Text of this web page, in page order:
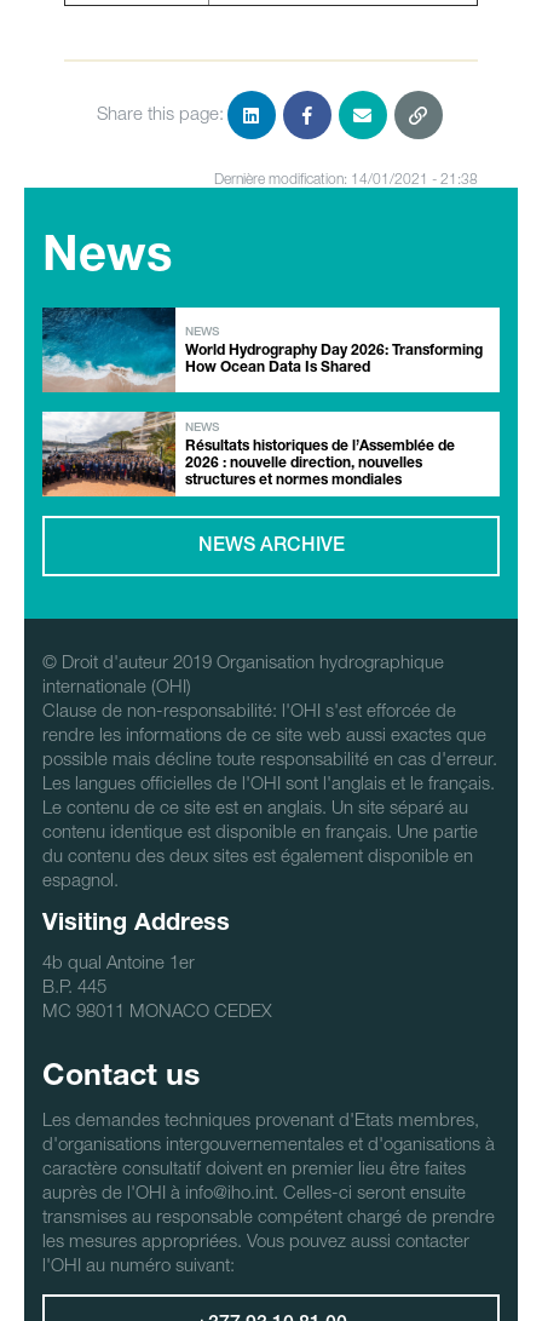
Share this page:
Dernière modification: 14/01/2021 - 21:38
News
NEWS
World Hydrography Day 2026: Transforming
How Ocean Data Is Shared
NEWS
Résultats historiques de l’Assemblée de
2026 : nouvelle direction, nouvelles
structures et normes mondiales
NEWS ARCHIVE
© Droit d'auteur 2019 Organisation hydrographique
internationale (OHI)
Clause de non-responsabilité: l'OHI s'est efforcée de
rendre les informations de ce site web aussi exactes que
possible mais décline toute responsabilité en cas d'erreur.
Les langues officielles de l'OHI sont l'anglais et le français.
Le contenu de ce site est en anglais. Un site séparé au
contenu identique est disponible en français. Une partie
du contenu des deux sites est également disponible en
espagnol.
Visiting Address
4b qual Antoine 1er
B.P. 445
MC 98011 MONACO CEDEX
Contact us
Les demandes techniques provenant d'Etats membres,
d'organisations intergouvernementales et d'oganisations à
caractère consultatif doivent en premier lieu être faites
auprès de l'OHI à info@iho.int. Celles-ci seront ensuite
transmises au responsable compétent chargé de prendre
les mesures appropriées. Vous pouvez aussi contacter
l'OHI au numéro suivant: